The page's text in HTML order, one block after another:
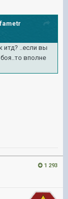
итд? ..если вы
вполне
1 293